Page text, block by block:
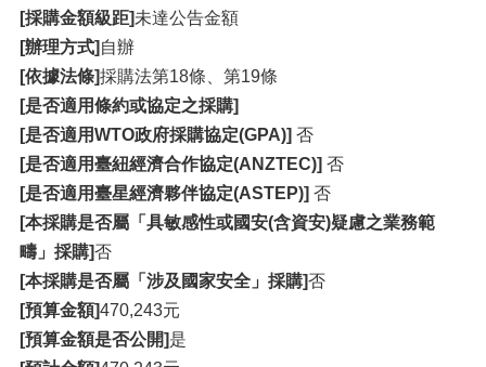
[採購金額級距]未達公告金額
[辦理方式] 自辦
[依據法條]採購法第18條、第19條
[是否適用條約或協定之採購]
[是否適用WTO政府採購協定(GPA)] 否
[是否適用臺紐經濟合作協定(ANZTEC)] 否
[是否適用臺星經濟夥伴協定(ASTEP)] 否
[本採購是否屬「具敏感性或國安(含資安)疑慮之業務範
疇」採購]否
[本採購是否屬「涉及國家安全」採購]否
[預算金額]470,243元
[預算金額是否公開]是